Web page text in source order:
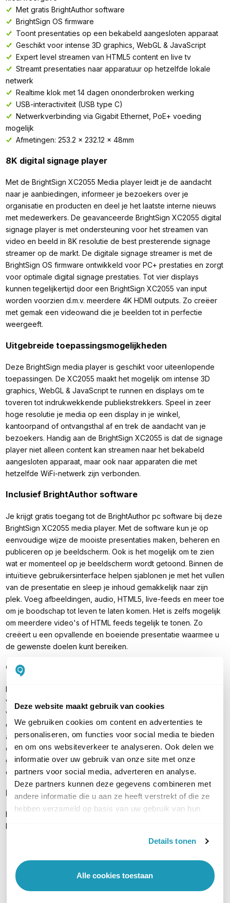
Deze website maakt gebruik van cookies
We gebruiken cookies om content en advertenties te
personaliseren, om functies voor social media te bieden
en om ons websiteverkeer te analyseren. Ook delen we
informatie over uw gebruik van onze site met onze
partners voor social media, adverteren en analyse.
Deze partners kunnen deze gegevens combineren met
andere informatie die u aan ze heeft verstrekt of die ze
hebben verzameld op basis van uw gebruik van hun
Details tonen
Alle cookies toestaan
Met gratis BrightAuthor software
BrightSign OS firmware
Toont presentaties op een bekabeld aangesloten apparaat
Geschikt voor intense 3D graphics, WebGL & JavaScript
Expert level streamen van HTML5 content en live tv
Streamt presentaties naar apparatuur op hetzelfde lokale
netwerk
Realtime klok met 14 dagen ononderbroken werking
USB-interactiviteit (USB type C)
Netwerkverbinding via Gigabit Ethernet, PoE+ voeding
mogelijk
Afmetingen: 253.2 x 232.12 x 48mm
8K digital signage player
Met de BrightSign XC2055 Media player leidt je de aandacht
naar je aanbiedingen, informeer je bezoekers over je
organisatie en producten en deel je het laatste interne nieuws
met medewerkers. De geavanceerde BrightSign XC2055 digital
signage player is met ondersteuning voor het streamen van
video en beeld in 8K resolutie de best presterende signage
streamer op de markt. De digitale signage streamer is met de
BrightSign OS firmware ontwikkeld voor PC+ prestaties en zorgt
voor optimale digital signage prestaties. Tot vier displays
kunnen tegelijkertijd door een BrightSign XC2055 van input
worden voorzien d.m.v. meerdere 4K HDMI outputs. Zo creëer
met gemak een videowand die je beelden tot in perfectie
weergeeft.
Uitgebreide toepassingsmogelijkheden
Deze BrightSign media player is geschikt voor uiteenlopende
toepassingen. De XC2055 maakt het mogelijk om intense 3D
graphics, WebGL & JavaScript te runnen en displays om te
toveren tot indrukwekkende publiekstrekkers. Speel in zeer
hoge resolutie je media op een display in je winkel,
kantoorpand of ontvangsthal af en trek de aandacht van je
bezoekers. Handig aan de BrightSign XC2055 is dat de signage
player niet alleen content kan streamen naar het bekabeld
aangesloten apparaat, maar ook naar apparaten die met
hetzelfde WiFi-netwerk zijn verbonden.
Inclusief BrightAuthor software
Je krijgt gratis toegang tot de BrightAuthor pc software bij deze
BrightSign XC2055 media player. Met de software kun je op
eenvoudige wijze de mooiste presentaties maken, beheren en
publiceren op je beeldscherm. Ook is het mogelijk om te zien
wat er momenteel op je beeldscherm wordt getoond. Binnen de
intuïtieve gebruikersinterface helpen sjablonen je met het vullen
van de presentatie en sleep je inhoud gemakkelijk naar zijn
plek. Voeg afbeeldingen, audio, HTML5, live-feeds en meer toe
om je boodschap tot leven te laten komen. Het is zelfs mogelijk
om meerdere video's of HTML feeds tegelijk te tonen. Zo
creëert u een opvallende en boeiende presentatie waarmee u
de gewenste doelen kunt bereiken.
Compact formaat
De BrightSign XC2055 heeft een nog dunner design dan de
voorgaande BrightSign media players en maakt een
vereenvoudigde Wi-Fi & SSD installatie mogelijk. Door het
compacte formaat is de digital signage player gemakkelijk
achter een display te monteren, waardoor het apparaat niet
opvalt. Daarnaast ondersteunt de media player PoE+, zodat je
geen extra stroomkabel nodig hebt. De XC2055 werkt bij
omgevingstemperaturen van 0°C tot maximaal 70°C.
Inhoud verpakking
BrightSign XC2055 Mediaplayer
Handleiding
PRODUCT DETAILS
Merk